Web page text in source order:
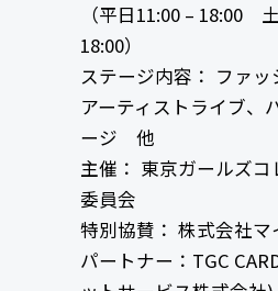
（平日11:00 – 18:00
18:00）
ステージ内容： ファッ
アーティストライブ、
ージ 他
主催： 東京ガールズ
委員会
特別協賛： 株式会社マ
パートナー：TGC